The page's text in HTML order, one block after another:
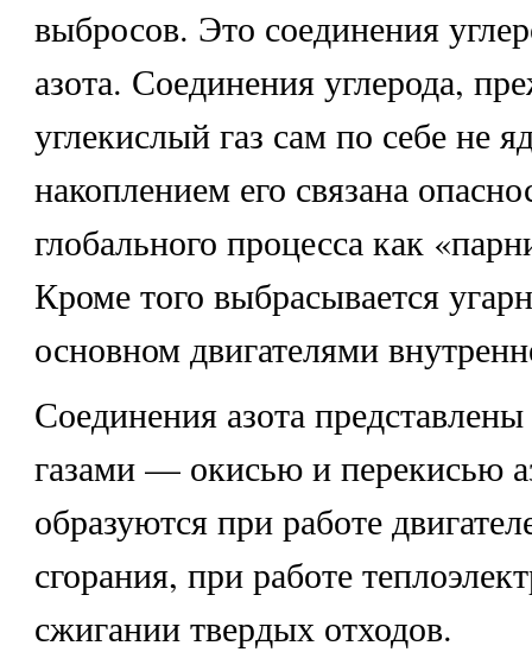
выбросов. Это соединения
азота. Соединения углерода,
углекислый газ сам по себе не
накоплением его связана
глобального процесса как
Кроме того выбрасывается
основном двигателями
Соединения азота
газами — окисью и перекисью
образуются при работе
сгорания, при работе
сжигании твердых отходов.